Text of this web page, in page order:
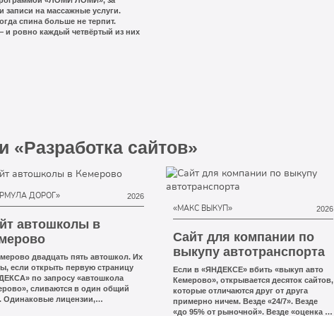
записи на массажные услуги.
спина больше не терпит.
и ровно каждый четвёртый из них
«Разработка сайтов»
ДОРОГ» 2026
автошколы в
двадцать пять автошкол. Их
если открыть первую страницу
по запросу «автошкола
сливаются в один общий
Одинаковые лицензии,
«МАКС ВЫКУП» 2026
Сайт для компании по
выкупу автотранспорта
Если в «ЯНДЕКСЕ» вбить «выкуп авто
Кемерово», открывается десяток сайтов,
которые отличаются друг от друга
примерно ничем. Везде «24/7». Везде
«до 95% от рыночной». Везде «оценка за